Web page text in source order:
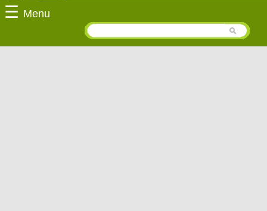
☰ Menu